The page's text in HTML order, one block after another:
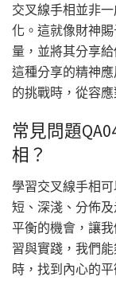
交叉線手相並非
化。這就像財神
量，並將其分享
這種分享的精神
的挑戰時，從容應
常見問題
相？
學習交叉線手相
短、深淺、分佈
平衡的機會，讓
習與實踐，我們
時，找到內心的平